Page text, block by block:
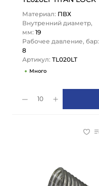
Материал: ПВХ
Внутренний диаметр,
мм: 19
Рабочее давление, бар:
8
Артикул: TL020LT
Много
10